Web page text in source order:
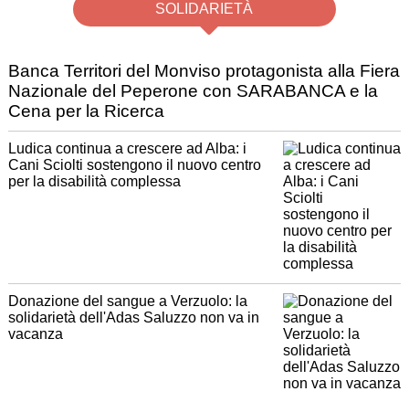
SOLIDARIETÀ
Banca Territori del Monviso protagonista alla Fiera
Nazionale del Peperone con SARABANCA e la
Cena per la Ricerca
Ludica continua a crescere ad Alba: i
Cani Sciolti sostengono il nuovo centro
per la disabilità complessa
Donazione del sangue a Verzuolo: la
solidarietà dell'Adas Saluzzo non va in
vacanza